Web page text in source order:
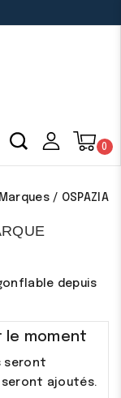
0
Marques OSPAZIA
depuis
le moment
seront
ajoutés.